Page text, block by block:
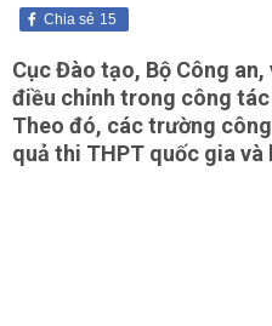
15
Chia sẻ
Cục Đào tạo, Bộ Công
điều chỉnh trong công
Theo đó, các trường
quả thi THPT quốc gia và